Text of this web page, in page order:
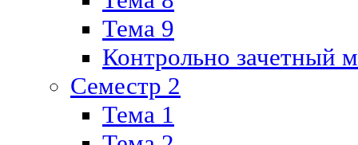
Тема 9
Контрольно зачетный
Семестр 2
Тема 1